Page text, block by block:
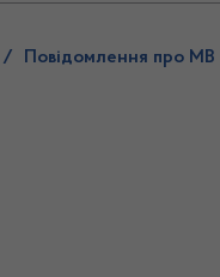
/ Повідомлення про МВ